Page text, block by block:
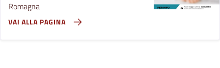
Romagna
VAI ALLA PAGINA